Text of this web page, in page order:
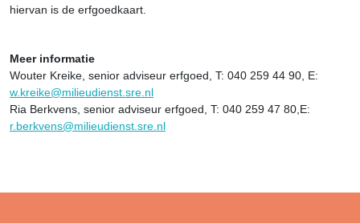
hiervan is de erfgoedkaart.
Meer informatie
Wouter Kreike, senior adviseur erfgoed, T: 040 259 44 90, E:
w.kreike@milieudienst.sre.nl
Ria Berkvens, senior adviseur erfgoed, T: 040 259 47 80,E:
r.berkvens@milieudienst.sre.nl